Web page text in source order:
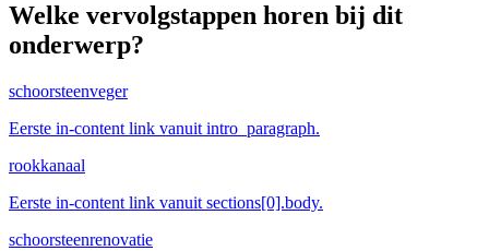
Welke vervolgstappen horen bij dit
onderwerp?
schoorsteenveger
Eerste in-content link vanuit intro_paragraph.
rookkanaal
Eerste in-content link vanuit sections[0].body.
schoorsteenrenovatie